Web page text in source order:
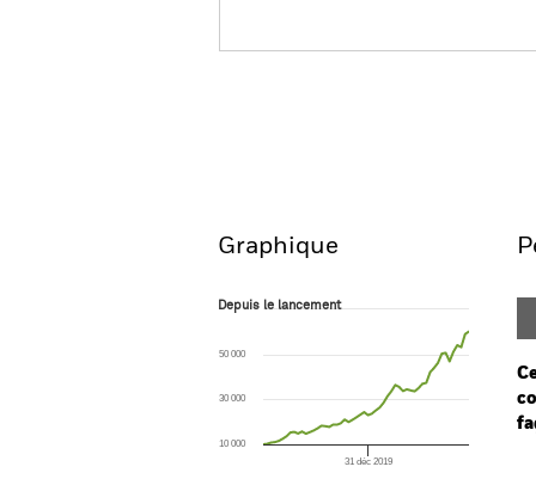
Graphique
Depuis le lancement
The chart has 1 X axis displaying Time.
The chart has 1 Y axis displaying values.
Depuis le lancement
31 déc 2019
10 000
30 000
50 000